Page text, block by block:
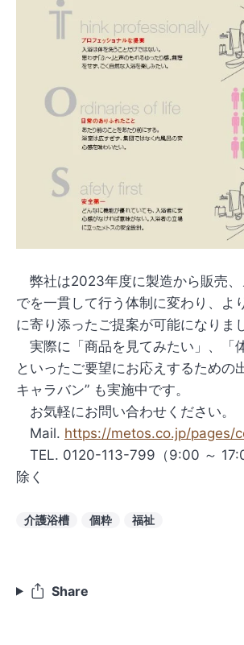
弊社は2023年度に製造から販売、
でを一貫して行う体制に変わり、よ
に寄り添ったご提案が可能になりま
実際に「商品を見てみたい」、「
といったご要望にお応えするための
キャラバン” も実施中です。
お気軽にお問い合わせください。
Mail. https://metos.co.jp/pages/
TEL. 0120-113-799（9:00 ～
除く
介護浴槽 個粋 福祉
Share